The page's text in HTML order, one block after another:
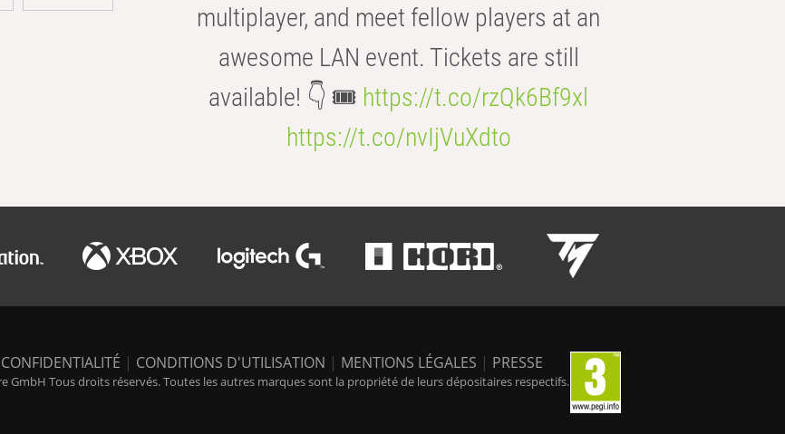
multiplayer, and meet fellow players at an
awesome LAN event. Tickets are still
available! 👇 🎟️ https://t.co/rzQk6Bf9xl
https://t.co/nvIjVuXdto
| CONDITIONS D'UTILISATION | MENTIONS LÉGALES | PRESSE
GmbH Tous droits réservés. Toutes les autres marques sont la propriété de leurs dépositaires respectifs.